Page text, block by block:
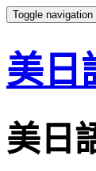
Toggle navigation
美日
美日